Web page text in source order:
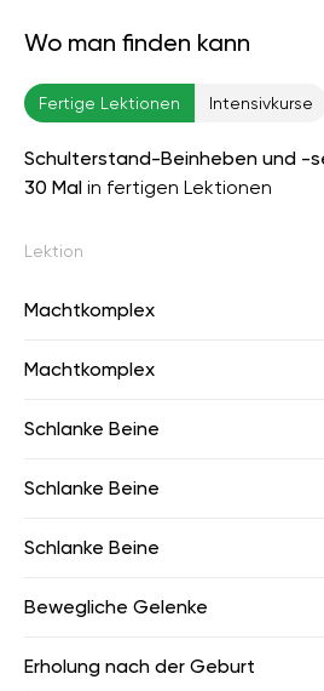
Wo man finden kann
Fertige Lektionen Intensivkurse
Schulterstand-Beinheben und -
30 Mal in fertigen Lektionen
Lektion
Machtkomplex
Machtkomplex
Schlanke Beine
Schlanke Beine
Schlanke Beine
Bewegliche Gelenke
Erholung nach der Geburt